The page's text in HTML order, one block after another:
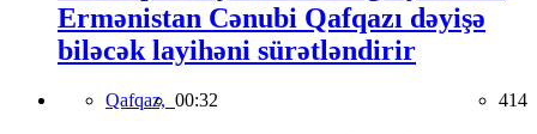
Ermənistan Cənubi Qafqazı dəyişə
biləcək layihəni sürətləndirir
Qafqaz, 00:32 414